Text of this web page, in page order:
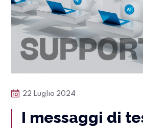
22 Luglio 2024
I messaggi di